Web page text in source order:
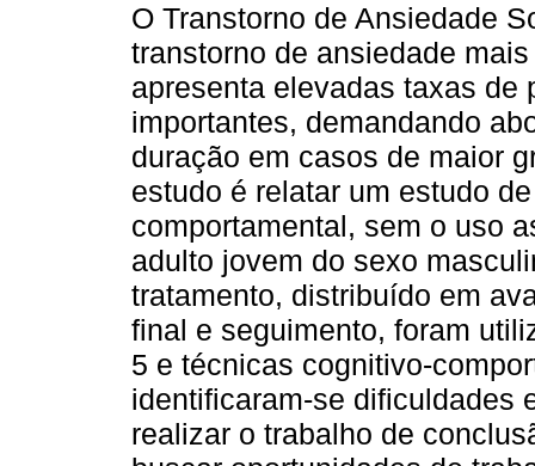
O Transtorno de Ansiedade
transtorno de ansiedade
apresenta elevadas taxas
importantes, demandando
duração em casos de maior
estudo é relatar um estudo
comportamental, sem o uso
adulto jovem do sexo
tratamento, distribuído em
final e seguimento, foram
5 e técnicas cognitivo-
identificaram-se dificuldades
realizar o trabalho de